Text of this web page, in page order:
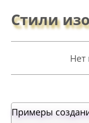
Стили
Нет
Примеры